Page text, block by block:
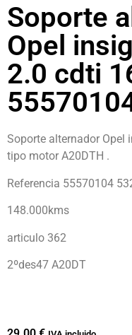
Soporte
Opel
2.0 cdti
Soporte alternador Opel
tipo motor A20DTH .
Referencia 55570104
148.000kms
articulo 362
2ºdes47 A20DT